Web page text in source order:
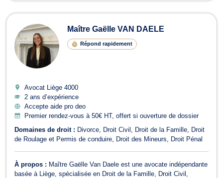
Maître Gaëlle VAN DAELE
Répond rapidement
Avocat Liège 4000
2 ans d’expérience
Accepte aide pro deo
Premier rendez-vous à 50€ HT, offert si ouverture de dossier
Domaines de droit : Divorce Droit Civil Droit de la Famille
Droit
de Roulage et Permis de conduire
Droit des Mineurs Droit Pénal
À propos : Maître Gaëlle Van Daele est une avocate indépendante
basée à Liège, spécialisée en Droit de la Famille, Droit Civil,